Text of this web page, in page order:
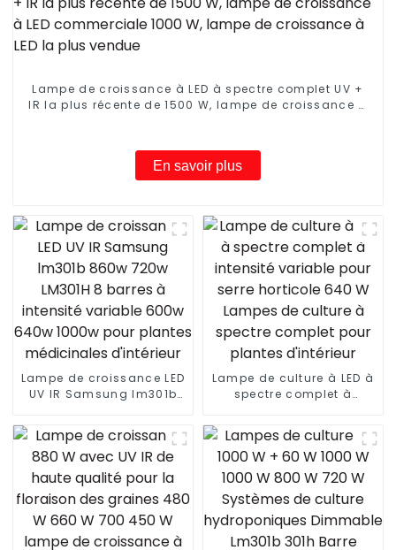
Lampe de croissance à LED à spectre complet UV +
IR la plus récente de 1500 W, lampe de croissance à
En savoir plus
Lampe de croissance LED
UV IR Samsung lm301b
variable 600w 640w
1000w pour plantes
médicinales d'intérieur
Lampe de culture à LED à
spectre complet à
Lampes de culture à
spectre complet pour
plantes d'intérieur